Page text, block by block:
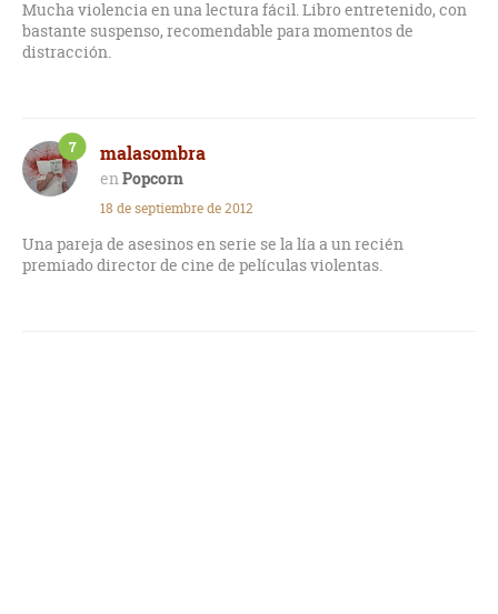
Mucha violencia en una lectura fácil. Libro entretenido, con
bastante suspenso, recomendable para momentos de
distracción.
malasombra
Popcorn
7
18 de septiembre de 2012
Una pareja de asesinos en serie se la lía a un recién
premiado director de cine de películas violentas.